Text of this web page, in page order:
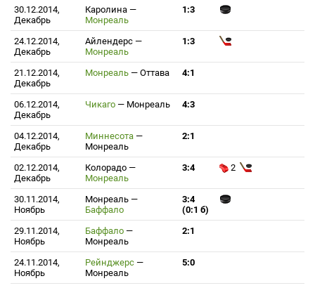
30.12.2014,
Декабрь
Каролина —
Монреаль
1:3
24.12.2014,
Декабрь
Айлендерс —
Монреаль
1:3
21.12.2014,
Декабрь
Монреаль — Оттава 4:1
06.12.2014,
Декабрь
Чикаго — Монреаль 4:3
04.12.2014,
Декабрь
Миннесота —
Монреаль
2:1
02.12.2014,
Декабрь
Колорадо —
Монреаль
3:4 2
30.11.2014,
Ноябрь
Монреаль —
Баффало
3:4
(0:1 б)
29.11.2014,
Ноябрь
Баффало —
Монреаль
2:1
24.11.2014,
Ноябрь
Рейнджерс —
Монреаль
5:0